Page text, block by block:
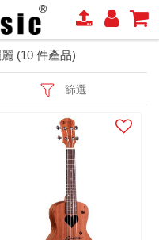
(10 件產品)
篩選